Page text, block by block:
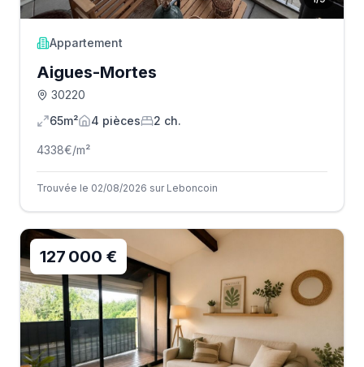
Appartement
Aigues-Mortes
30220
65m²
4 pièces 2 ch.
4338€/m²
Trouvée le 02/08/2026 sur Leboncoin
127 000 €